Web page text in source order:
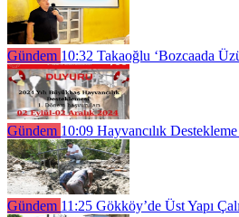
Gündem 10:32 Takaoğlu ‘Bozcaada
Gündem 10:09 Hayvancılık
Gündem 11:25 Gökköy’de Üst Yapı